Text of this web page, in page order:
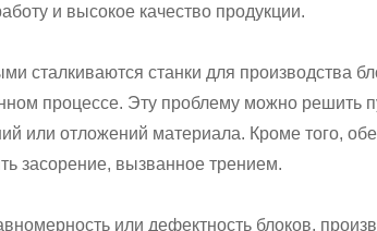
и высокое качество продукции.
сталкиваются станки для производства
процессе. Эту проблему можно решить
или отложений материала. Кроме того,
засорение, вызванное трением.
или дефектность блоков,